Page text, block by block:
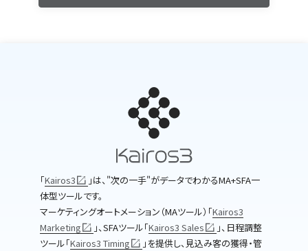
｢Kairos3
｣は、"次の一手"がデータでわかるMA+SFA一
体型ツールです。
マーケティングオートメーション（MAツール）｢Kairos3
Marketing
｣、SFAツール｢Kairos3 Sales
｣、日程調整
ツール｢Kairos3 Timing
｣を提供し、見込み客の獲得・管